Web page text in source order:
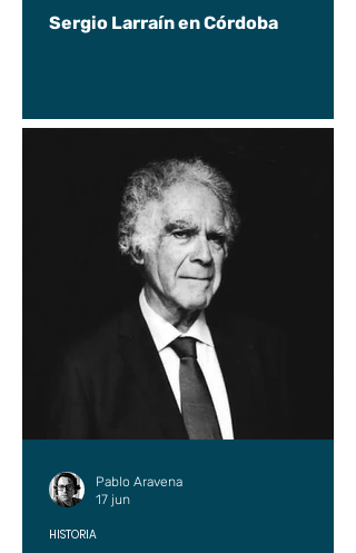
Sergio Larraín en Córdoba
HISTORIA
Pablo Aravena
17 jun